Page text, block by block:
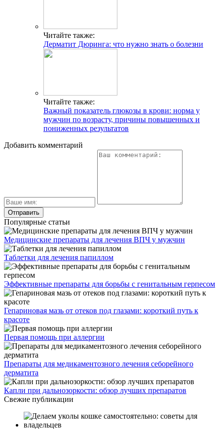
Читайте также:
Дерматит Дюринга: что нужно знать о болезни
Читайте также:
Важный показатель глюкозы в крови: норма у
мужчин по возрасту, причины повышенных и
пониженных результатов
Добавить комментарий
Популярные статьи
Медицинские препараты для лечения ВПЧ у мужчин
Таблетки для лечения папиллом
Эффективные препараты для борьбы с генитальным герпесом
Гепариновая мазь от отеков под глазами: короткий путь к
красоте
Первая помощь при аллергии
Препараты для медикаментозного лечения себорейного
дерматита
Капли при дальнозоркости: обзор лучших препаратов
Свежие публикации